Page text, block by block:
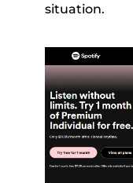
situation.